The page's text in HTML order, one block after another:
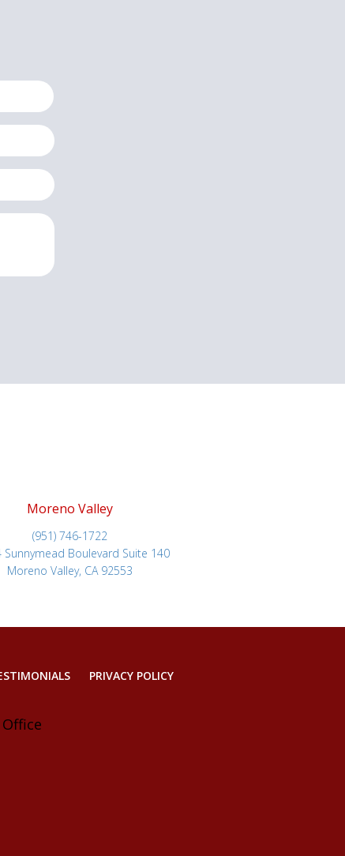
Moreno Valley
(951) 746-1722
Sunnymead Boulevard Suite 140
Moreno Valley, CA 92553
PRIVACY POLICY